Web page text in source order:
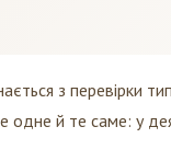
з перевірки
одне й те саме: у